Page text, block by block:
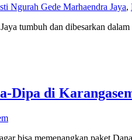
Ngurah Gede Marhaendra Jaya,
tumbuh dan dibesarkan dalam
Dipa di
bisa memenangkan paket